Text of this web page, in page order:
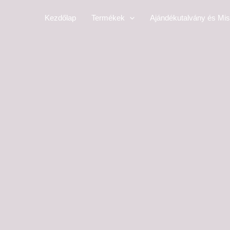
Kezdőlap Termékek Ajándékutalvány és